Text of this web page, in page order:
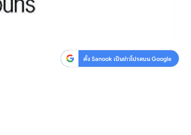
ตั้ง Sanook เป็นข่าวโปรดบน Google